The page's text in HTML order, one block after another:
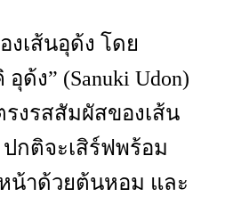
งเส้นอุด้ง โดย
ด้ง” (Sanuki Udon)
งรสสัมผัสของเส้น
กติจะเสิร์ฟพร้อม
น้าด้วยต้นหอม และ